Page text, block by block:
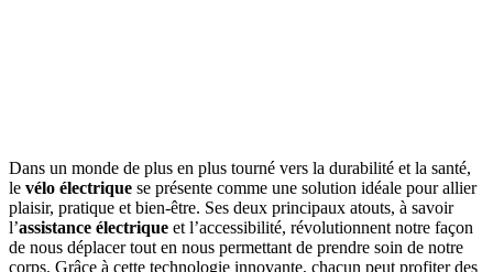
Dans un monde de plus en plus tourné vers la durabilité et la santé,
le vélo électrique se présente comme une solution idéale pour allier
plaisir, pratique et bien-être. Ses deux principaux atouts, à savoir
l’assistance électrique et l’accessibilité, révolutionnent notre façon
de nous déplacer tout en nous permettant de prendre soin de notre
corps. Grâce à cette technologie innovante, chacun peut profiter des